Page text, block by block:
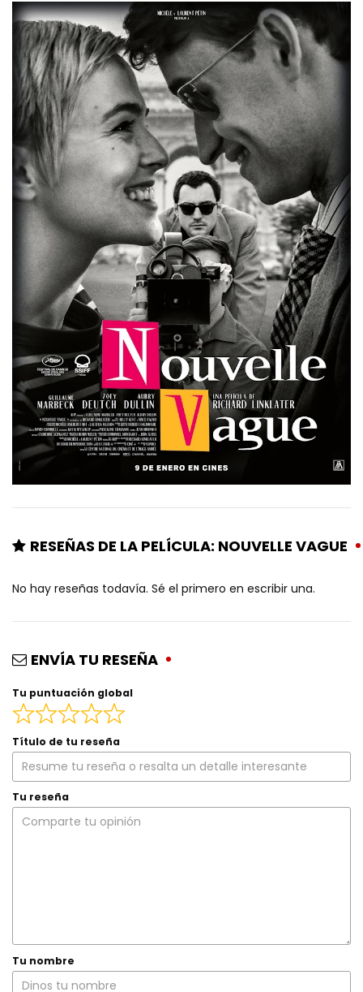
RESEÑAS DE LA PELÍCULA: NOUVELLE VAGUE
No hay reseñas todavía. Sé el primero en escribir una.
ENVÍA TU RESEÑA
Tu puntuación global
Título de tu reseña
Tu reseña
Tu nombre